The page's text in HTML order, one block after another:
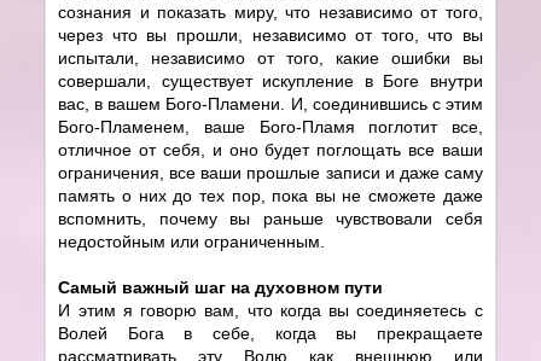
сознания и показать миру, что независимо от того,
через что вы прошли, независимо от того, что вы
испытали, независимо от того, какие ошибки вы
совершали, существует искупление в Боге внутри
вас, в вашем Бого-Пламени. И, соединившись с этим
Бого-Пламенем, ваше Бого-Пламя поглотит все,
отличное от себя, и оно будет поглощать все ваши
ограничения, все ваши прошлые записи и даже саму
память о них до тех пор, пока вы не сможете даже
вспомнить, почему вы раньше чувствовали себя
недостойным или ограниченным.
Самый важный шаг на духовном пути
И этим я говорю вам, что когда вы соединяетесь с
Волей Бога в себе, когда вы прекращаете
рассматривать эту Волю как внешнюю или